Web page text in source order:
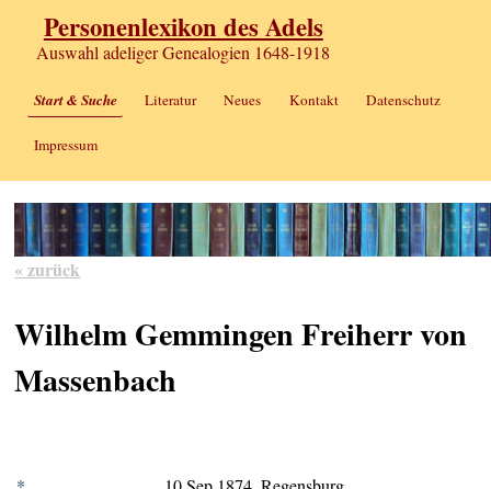
Personenlexikon des Adels
Auswahl adeliger Genealogien 1648-1918
Start & Suche Literatur Neues Kontakt Datenschutz
Impressum
« zurück
Wilhelm Gemmingen Freiherr von
Massenbach